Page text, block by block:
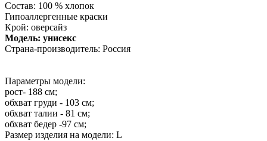
Cостав: 100 % хлопок
Гипоаллергенные краски
Крой: оверсайз
Модель: унисекс
Страна-производитель: Россия
Параметры модели:
рост- 188 см;
обхват груди - 103 см;
обхват талии - 81 см;
обхват бедер -97 см;
Размер изделия на модели: L